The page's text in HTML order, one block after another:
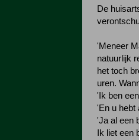
De
'Meneer
natuurlijk
het toch
uren.
'Ik ben
'En u hebt
'Ja al een
Ik liet